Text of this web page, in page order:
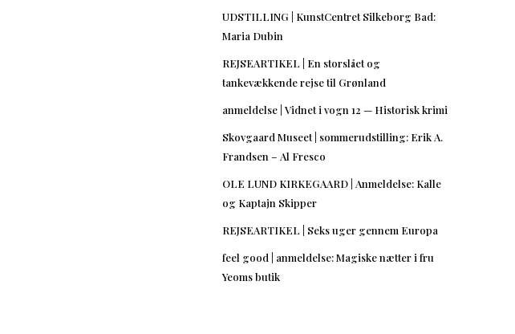
UDSTILLING | KunstCentret Silkeborg Bad:
Maria Dubin
REJSEARTIKEL | En storslået og
tankevækkende rejse til Grønland
anmeldelse | Vidnet i vogn 12 — Historisk krimi
Skovgaard Museet | sommerudstilling: Erik A.
Frandsen – Al Fresco
OLE LUND KIRKEGAARD | Anmeldelse: Kalle
og Kaptajn Skipper
REJSEARTIKEL | Seks uger gennem Europa
feel good | anmeldelse: Magiske nætter i fru
Yeoms butik